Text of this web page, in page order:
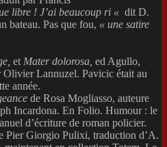
libre ! J’ai beaucoup ri « dit D.
bateau. Pas que fou, « une satire
et Mater dolorosa, ed Agullo,
Olivier Lannuzel. Pavicic était au
année.
de Rosa Mogliasso, auteure
Incardona. En Folio. Humour : le
d’écriture de roman policier.
Pier Giorgio Pulixi, traduction d’A.